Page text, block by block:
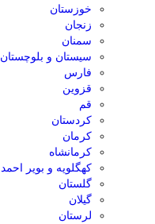
خوزستان
زنجان
سمنان
سیستان و بلوچستان
فارس
قزوین
قم
کردستان
کرمان
کرمانشاه
کهگلویه و بویر احمد
گلستان
گیلان
لرستان